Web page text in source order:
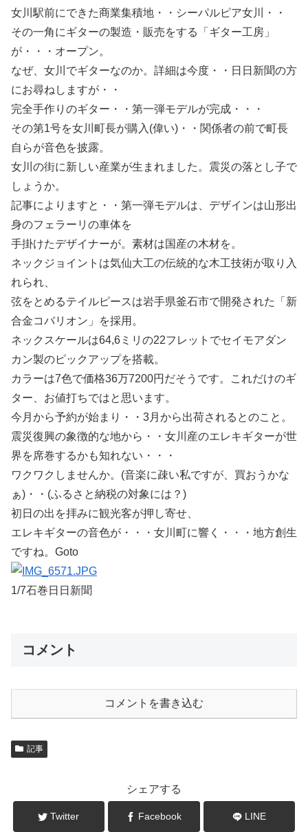
女川駅前にできた商業集積地・・シーパルピア女川・・
その一角にギターの製造・販売をする「ギター工房」
が・・・オープン。
なぜ、女川でギターなのか。詳細は今度・・日日新聞の方
にお尋ねしますが・・
完全手作りのギター・・第一弾モデルが完成・・・
その第1号を女川町長が購入(偉い)・・関係者の前で町長
自らが音色を披露。
女川の街に新しい産業が生まれました。震災の落とし子で
しょうか。
記事によりますと・・第一弾モデルは、デザインは山形出
身のフェラーリの車体を
手掛けたデザイナーが。素材は国産の木材を。
ネックジョイントは気仙大工の伝統的な木工技術が取り入
れられ、
弦をとめるテイルピースは岩手県釜石市で開発された「新
合金コバリオン」を採用。
ネックスケールは64,6ミリの22フレットでセイモアダン
カン製のピックアップを搭載。
カラーは7色で価格36万7200円だそうです。これだけのギ
ター、お値打ちではと思います。
今月から予約が始まり・・3月から出荷されるとのこと。
震災復興の象徴的な地から・・女川産のエレキギターが世
界を席巻するかも知れない・・・
ワクワクしませんか。(音楽に疎い私ですが、買おうかな
ぁ)・・(ふるさと納税の対象には？)
初日の出を拝みに観光客が押し寄せ、
エレキギターの音色が・・・女川町に響く・・・地方創生
ですね。Goto
1/7石巻日日新聞
コメント
コメントを書き込む
記事
シェアする
Twitter Facebook LINE